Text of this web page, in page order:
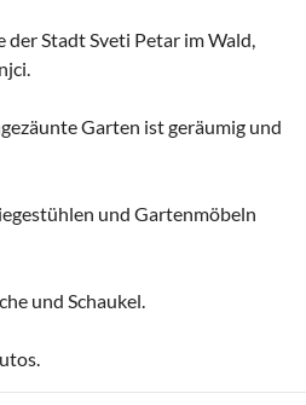
Stadt Sveti Petar im Wald,
Garten ist geräumig und
und Gartenmöbeln
und Schaukel.